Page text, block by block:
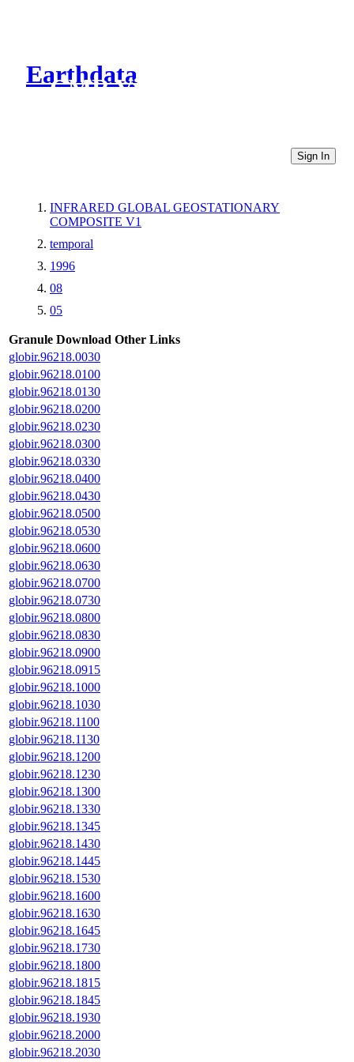
Earthdata
CMR Virtual Directories
Sign In
INFRARED GLOBAL GEOSTATIONARY
COMPOSITE V1
temporal
1996
08
05
Granule Download Other Links
globir.96218.0030
globir.96218.0100
globir.96218.0130
globir.96218.0200
globir.96218.0230
globir.96218.0300
globir.96218.0330
globir.96218.0400
globir.96218.0430
globir.96218.0500
globir.96218.0530
globir.96218.0600
globir.96218.0630
globir.96218.0700
globir.96218.0730
globir.96218.0800
globir.96218.0830
globir.96218.0900
globir.96218.0915
globir.96218.1000
globir.96218.1030
globir.96218.1100
globir.96218.1130
globir.96218.1200
globir.96218.1230
globir.96218.1300
globir.96218.1330
globir.96218.1345
globir.96218.1430
globir.96218.1445
globir.96218.1530
globir.96218.1600
globir.96218.1630
globir.96218.1645
globir.96218.1730
globir.96218.1800
globir.96218.1815
globir.96218.1845
globir.96218.1930
globir.96218.2000
globir.96218.2030